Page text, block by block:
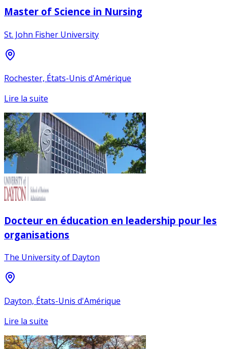
Master of Science in Nursing
St. John Fisher University
Rochester, États-Unis d'Amérique
Lire la suite
Docteur en éducation en leadership pour les
organisations
The University of Dayton
Dayton, États-Unis d'Amérique
Lire la suite